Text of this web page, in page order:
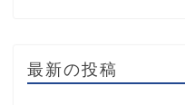
最新の投稿